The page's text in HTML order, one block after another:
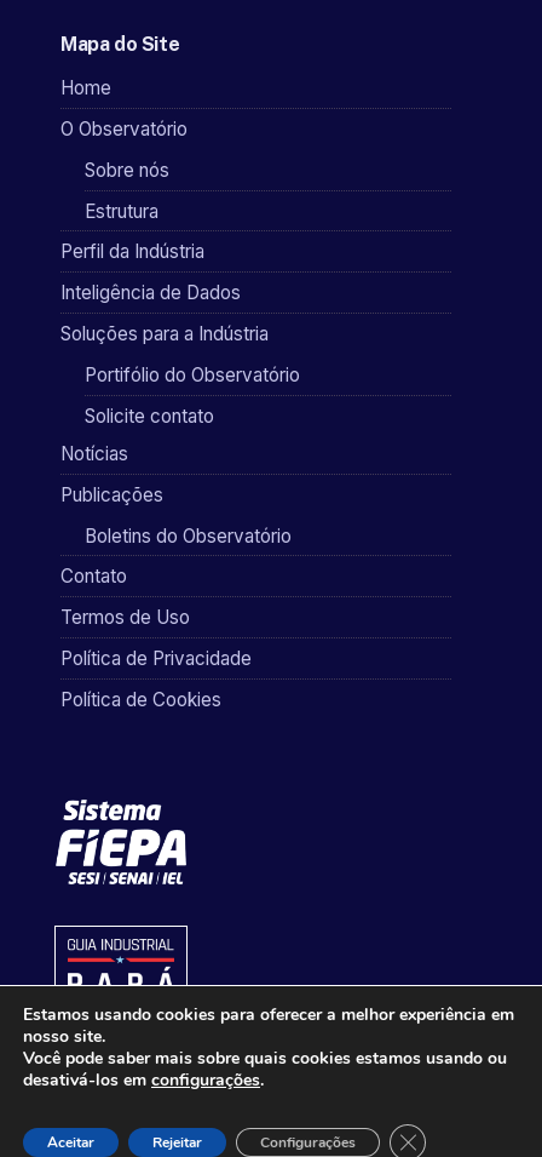
Mapa do Site
Home
O Observatório
Sobre nós
Estrutura
Perfil da Indústria
Inteligência de Dados
Soluções para a Indústria
Portifólio do Observatório
Solicite contato
Notícias
Publicações
Boletins do Observatório
Contato
Termos de Uso
Política de Privacidade
Política de Cookies
Estamos usando cookies para oferecer a melhor experiência em
nosso site.
Você pode saber mais sobre quais cookies estamos usando ou
desativá-los em configurações.
Aceitar Rejeitar Configurações Close GDPR